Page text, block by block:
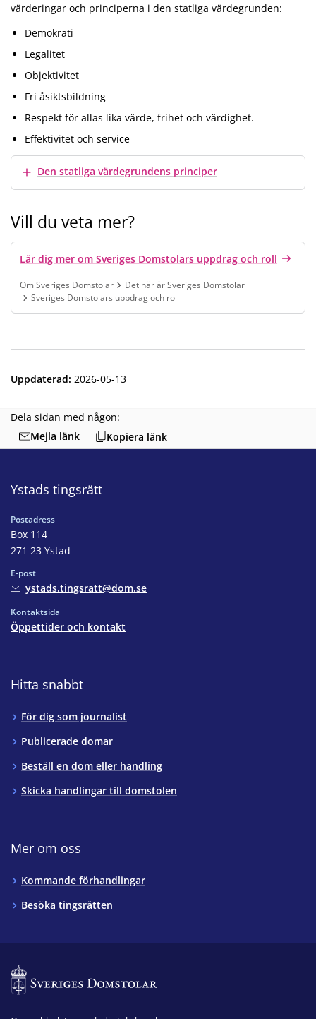
värderingar och principerna i den statliga värdegrunden:
Demokrati
Legalitet
Objektivitet
Fri åsiktsbildning
Respekt för allas lika värde, frihet och värdighet.
Effektivitet och service
Visa merDen statliga värdegrundens principer
Vill du veta mer?
Lär dig mer om Sveriges Domstolars uppdrag och roll
Om Sveriges Domstolar
Det här är Sveriges Domstolar
Sveriges Domstolars uppdrag och roll
Finns under:Om Sveriges Domstolar, Det här är Sveriges Domstolar,
Uppdaterad: 2026-05-13
Dela sidan med någon:
Mejla länk
Kopiera länk
Ystads tingsrätt
Postadress
Box 114
271 23 Ystad
E-post
ystads.tingsratt@dom.se
Kontaktsida
Öppettider och kontakt
Hitta snabbt
För dig som journalist
Publicerade domar
Beställ en dom eller handling
Skicka handlingar till domstolen
Mer om oss
Kommande förhandlingar
Besöka tingsrätten